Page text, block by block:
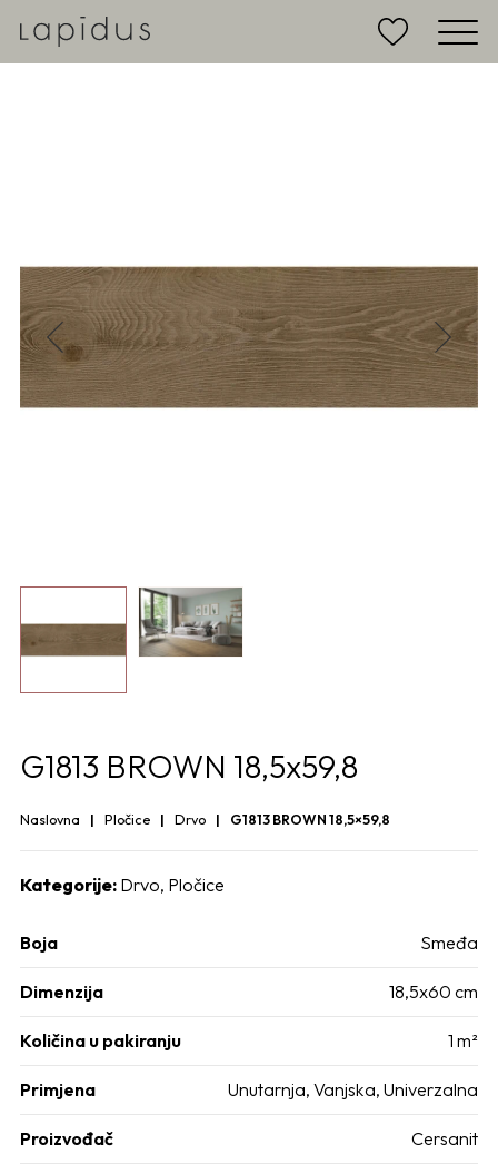
G1813 BROWN 18,5x59,8
Naslovna Pločice Drvo G1813 BROWN 18,5×59,8
Kategorije: Drvo, Pločice
Boja Smeđa
Dimenzija 18,5x60 cm
Količina u pakiranju 1 m²
Primjena Unutarnja, Vanjska, Univerzalna
Proizvođač Cersanit